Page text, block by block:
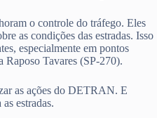
o controle do tráfego. Eles
as condições das estradas. Isso
especialmente em pontos
Tavares (SP-270).
as ações do DETRAN. E
estradas.